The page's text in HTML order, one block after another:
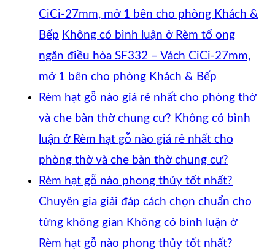
CiCi-27mm, mở 1 bên cho phòng Khách &
Bếp Không có bình luận ở Rèm tổ ong
ngăn điều hòa SF332 – Vách CiCi-27mm,
mở 1 bên cho phòng Khách & Bếp
Rèm hạt gỗ nào giá rẻ nhất cho phòng thờ
và che bàn thờ chung cư? Không có bình
luận ở Rèm hạt gỗ nào giá rẻ nhất cho
phòng thờ và che bàn thờ chung cư?
Rèm hạt gỗ nào phong thủy tốt nhất?
Chuyên gia giải đáp cách chọn chuẩn cho
từng không gian Không có bình luận ở
Rèm hạt gỗ nào phong thủy tốt nhất?